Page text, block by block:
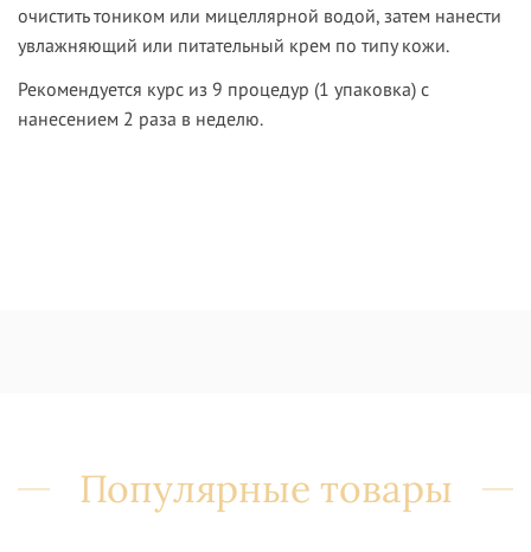
очистить тоником или мицеллярной водой, затем нанести
увлажняющий или питательный крем по типу кожи.
Рекомендуется курс из 9 процедур (1 упаковка) с
нанесением 2 раза в неделю.
Популярные товары